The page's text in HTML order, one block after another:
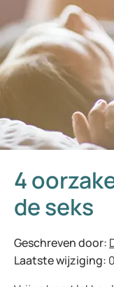
4
de seks
Geschreven door:
Laatste wijziging: